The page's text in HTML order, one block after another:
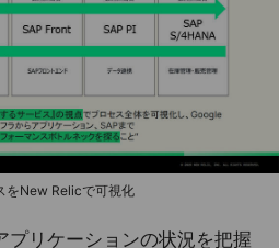
をNew Relicで可視化
プリケーションの状況を把握